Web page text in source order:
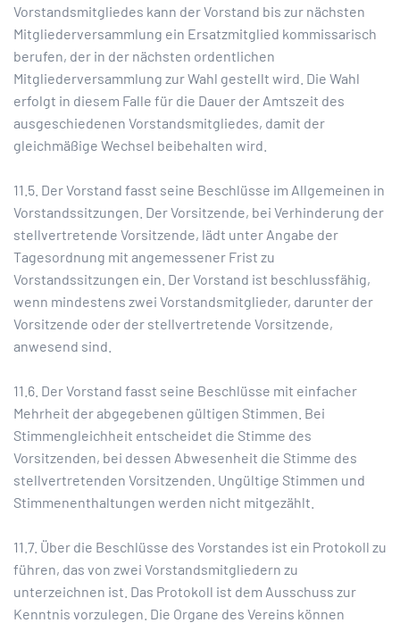
Vorstandsmitgliedes kann der Vorstand bis zur nächsten
Mitgliederversammlung ein Ersatzmitglied kommissarisch
berufen, der in der nächsten ordentlichen
Mitgliederversammlung zur Wahl gestellt wird. Die Wahl
erfolgt in diesem Falle für die Dauer der Amtszeit des
ausgeschiedenen Vorstandsmitgliedes, damit der
gleichmäßige Wechsel beibehalten wird.
11.5. Der Vorstand fasst seine Beschlüsse im Allgemeinen in
Vorstandssitzungen. Der Vorsitzende, bei Verhinderung der
stellvertretende Vorsitzende, lädt unter Angabe der
Tagesordnung mit angemessener Frist zu
Vorstandssitzungen ein. Der Vorstand ist beschlussfähig,
wenn mindestens zwei Vorstandsmitglieder, darunter der
Vorsitzende oder der stellvertretende Vorsitzende,
anwesend sind.
11.6. Der Vorstand fasst seine Beschlüsse mit einfacher
Mehrheit der abgegebenen gültigen Stimmen. Bei
Stimmengleichheit entscheidet die Stimme des
Vorsitzenden, bei dessen Abwesenheit die Stimme des
stellvertretenden Vorsitzenden. Ungültige Stimmen und
Stimmenenthaltungen werden nicht mitgezählt.
11.7. Über die Beschlüsse des Vorstandes ist ein Protokoll zu
führen, das von zwei Vorstandsmitgliedern zu
unterzeichnen ist. Das Protokoll ist dem Ausschuss zur
Kenntnis vorzulegen. Die Organe des Vereins können